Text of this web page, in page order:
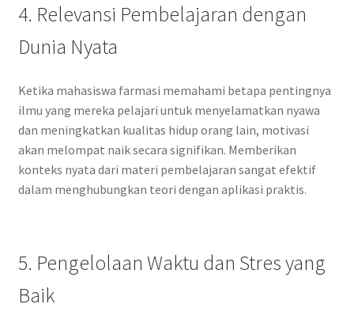
4. Relevansi Pembelajaran dengan
Dunia Nyata
Ketika mahasiswa farmasi memahami betapa pentingnya
ilmu yang mereka pelajari untuk menyelamatkan nyawa
dan meningkatkan kualitas hidup orang lain, motivasi
akan melompat naik secara signifikan. Memberikan
konteks nyata dari materi pembelajaran sangat efektif
dalam menghubungkan teori dengan aplikasi praktis.
5. Pengelolaan Waktu dan Stres yang
Baik